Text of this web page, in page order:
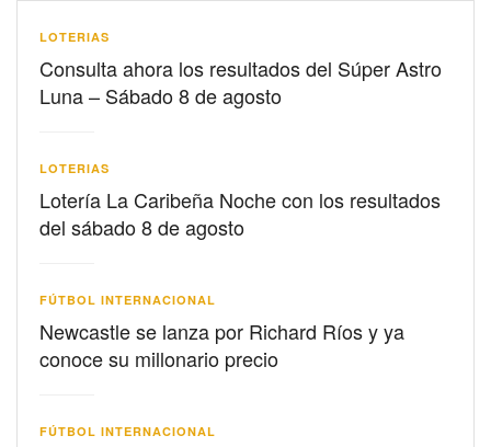
LOTERIAS
Consulta ahora los resultados del Súper Astro
Luna – Sábado 8 de agosto
LOTERIAS
Lotería La Caribeña Noche con los resultados
del sábado 8 de agosto
FÚTBOL INTERNACIONAL
Newcastle se lanza por Richard Ríos y ya
conoce su millonario precio
FÚTBOL INTERNACIONAL